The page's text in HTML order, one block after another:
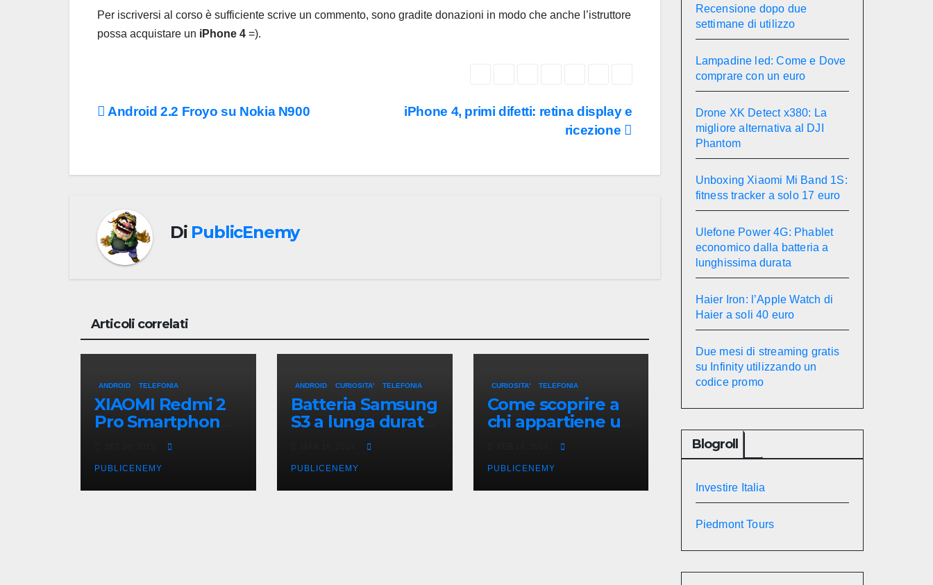
Per iscriversi al corso è sufficiente scrive un commento, sono gradite donazioni in modo che anche l’istruttore
possa acquistare un iPhone 4 =).
Navigazione
iPhone 4, primi difetti: retina display e
ricezione
Android 2.2 Froyo su Nokia N900
Di PublicEnemy
Articoli correlati
ANDROID TELEFONIA
XIAOMI Redmi 2
Pro Smartphone :
un quadcore
sotto i 130 euro
PUBLICENEMY
ANDROID CURIOSITA' TELEFONIA
Batteria Samsung
S3 a lunga durata
senza aumentare
lo spessore
PUBLICENEMY
CURIOSITA' TELEFONIA
Come scoprire a
chi appartiene un
numero privato
PUBLICENEMY
Recensione dopo due
settimane di utilizzo
Lampadine led: Come e Dove
comprare con un euro
Drone XK Detect x380: La
migliore alternativa al DJI
Phantom
Unboxing Xiaomi Mi Band 1S:
fitness tracker a solo 17 euro
Ulefone Power 4G: Phablet
economico dalla batteria a
lunghissima durata
Haier Iron: l’Apple Watch di
Haier a soli 40 euro
Due mesi di streaming gratis
su Infinity utilizzando un
codice promo
Blogroll
Investire Italia
Piedmont Tours